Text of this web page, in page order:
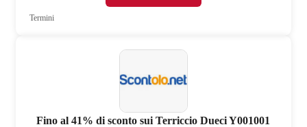
Termini
Fino al 41% di sconto sui Terriccio Dueci Y001001